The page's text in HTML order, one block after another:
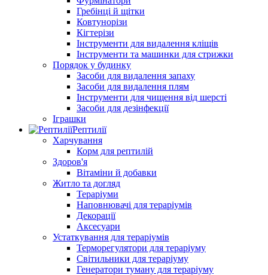
Гребінці й щітки
Ковтунорізи
Кігтерізи
Інструменти для видалення кліщів
Інструменти та машинки для стрижки
Порядок у будинку
Засоби для видалення запаху
Засоби для видалення плям
Інструменти для чищення від шерсті
Засоби для дезінфекції
Іграшки
Рептилії
Харчування
Корм для рептилій
Здоров'я
Вітаміни й добавки
Житло та догляд
Тераріуми
Наповнювачі для тераріумів
Декорації
Аксесуари
Устаткування для тераріумів
Терморегулятори для тераріуму
Світильники для тераріуму
Генератори туману для тераріуму